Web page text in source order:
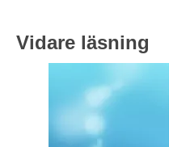
Vidare läsning